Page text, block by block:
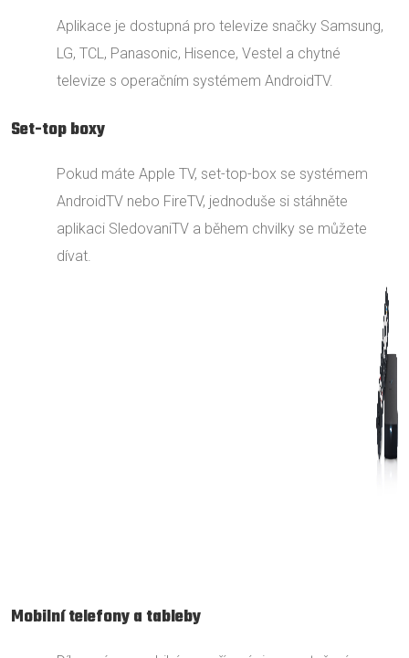
Aplikace je dostupná pro televize snačky Samsung,
LG, TCL, Panasonic, Hisence, Vestel a chytné
televize s operačním systémem AndroidTV.
Set-top boxy
Pokud máte Apple TV, set-top-box se systémem
AndroidTV nebo FireTV, jednoduše si stáhněte
aplikaci SledovaniTV a během chvilky se můžete
dívat.
Mobilní telefony a tableby